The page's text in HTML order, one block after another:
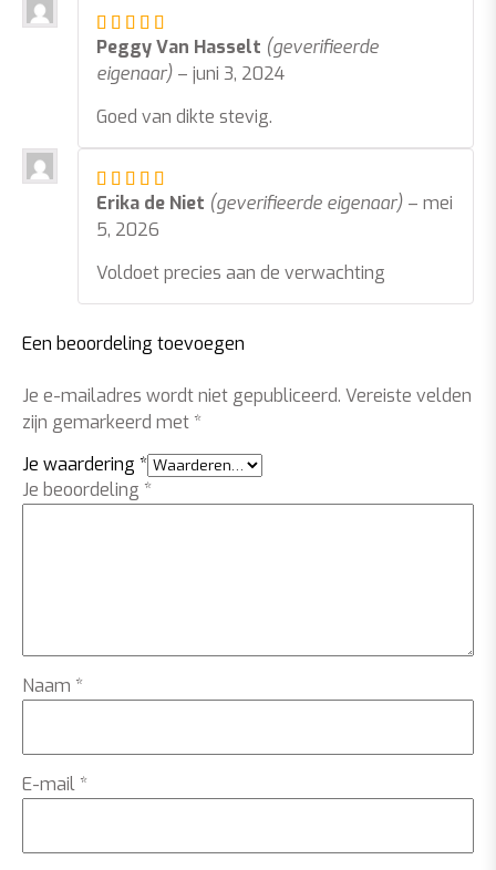
Peggy Van Hasselt (geverifieerde
eigenaar) – juni 3, 2024
Goed van dikte stevig.
Erika de Niet (geverifieerde eigenaar) – mei
5, 2026
Voldoet precies aan de verwachting
Een beoordeling toevoegen
Je e-mailadres wordt niet gepubliceerd. Vereiste velden
zijn gemarkeerd met *
Je waardering *
Je beoordeling *
Naam *
E-mail *